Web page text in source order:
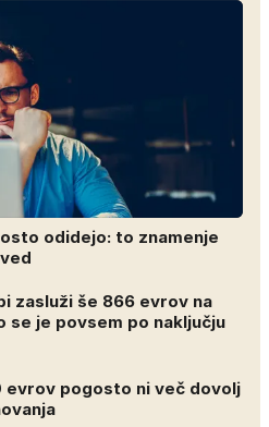
odidejo: to znamenje
zasluži še 866 evrov na
se je povsem po naključju
pogosto ni več dovolj